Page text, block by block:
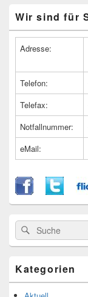
Seitenleisten
Widget-
Wir sind für
Adresse:
Telefon:
Telefax:
Notfallnummer:
eMail:
Suche
nach:
Suche
Kategorien